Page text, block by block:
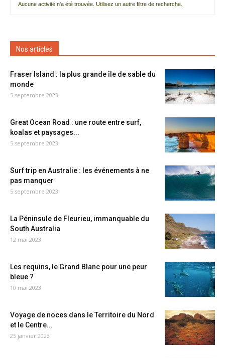
Aucune activité n'a été trouvée. Utilisez un autre filtre de recherche.
Nos articles
Fraser Island : la plus grande île de sable du
monde
5 septembre 2023
Great Ocean Road : une route entre surf,
koalas et paysages...
5 septembre 2023
Surf trip en Australie : les événements à ne
pas manquer
5 septembre 2023
La Péninsule de Fleurieu, immanquable du
South Australia
12 mai 2023
Les requins, le Grand Blanc pour une peur
bleue ?
10 mai 2023
Voyage de noces dans le Territoire du Nord
et le Centre...
25 janvier 2023